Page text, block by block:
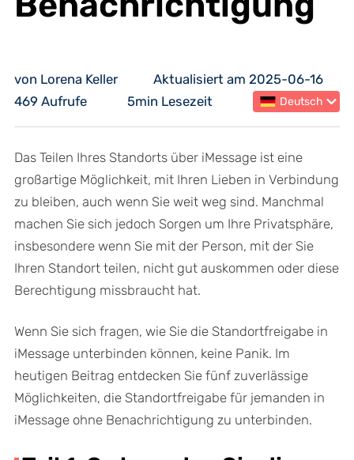
von Lorena Keller
Aktualisiert am 2025-06-16
469 Aufrufe
5min Lesezeit Deutsch
Das Teilen Ihres Standorts über iMessage ist eine
großartige Möglichkeit, mit Ihren Lieben in Verbindung
zu bleiben, auch wenn Sie weit weg sind. Manchmal
machen Sie sich jedoch Sorgen um Ihre Privatsphäre,
insbesondere wenn Sie mit der Person, mit der Sie
Ihren Standort teilen, nicht gut auskommen oder diese
Berechtigung missbraucht hat.
Wenn Sie sich fragen, wie Sie die Standortfreigabe in
iMessage unterbinden können, keine Panik. Im
heutigen Beitrag entdecken Sie fünf zuverlässige
Möglichkeiten, die Standortfreigabe für jemanden in
iMessage ohne Benachrichtigung zu unterbinden.